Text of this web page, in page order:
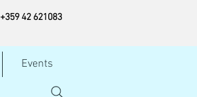
+359 42 621083
Events